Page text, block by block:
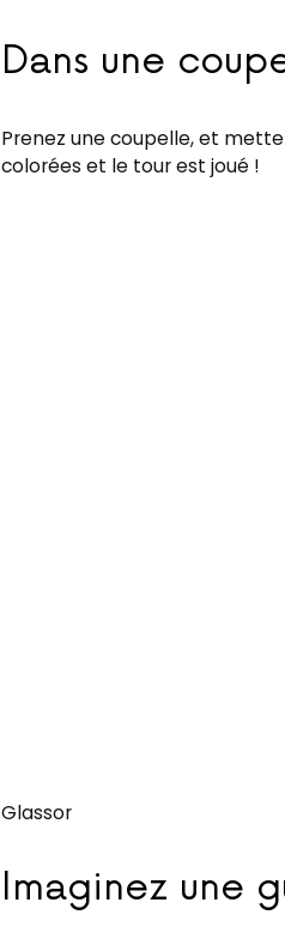
Dans une
Prenez une coupelle, et
colorées et le tour est joué !
Glassor
Imaginez une